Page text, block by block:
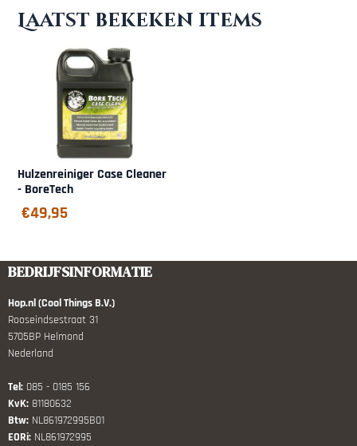
Laatst bekeken items
Hulzenreiniger Case Cleaner
- BoreTech
€49,95
BEDRIJFSINFORMATIE
Hop.nl (Cool Things B.V.)
Rooseindsestraat 31
5705BP Helmond
Nederland
Tel: 085 - 0185 156
KvK: 81180632
Btw: NL861972995B01
EORi: NL861972995